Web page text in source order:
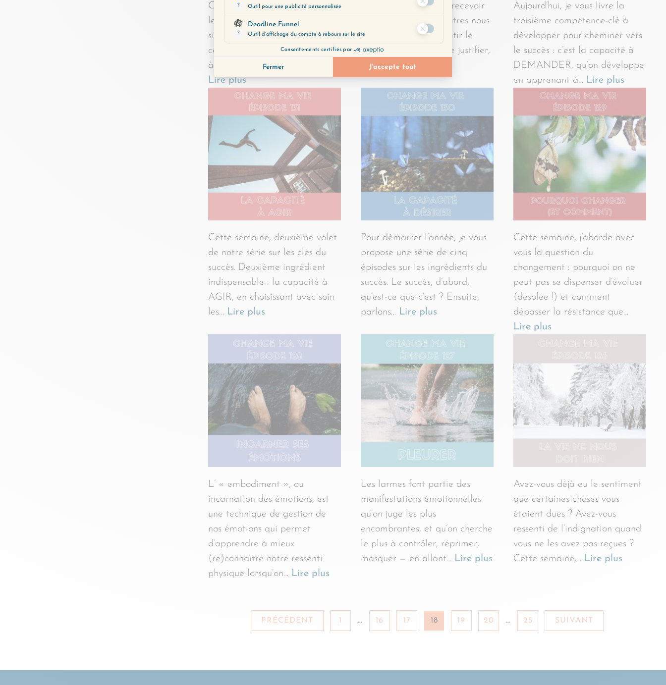
Cette semaine, nous abordons
le dernier volet de notre série
sur les clés du succès : la
capacité à AVOIR, qui consiste
à accueillir, apprécier,…
Lire plus
Et si on s’autorisait à recevoir
ce que la vie et les autres nous
apportent, sans ressentir le
besoin perpétuel de se justifier,
de…Lire plus
Aujourd’hui, je vous livre la
troisième compétence-clé à
développer pour cheminer vers
le succès : c’est la capacité à
DEMANDER, qu’on développe
en apprenant à… Lire plus
Cette semaine, deuxième volet
de notre série sur les clés du
succès. Deuxième ingrédient
indispensable : la capacité à
AGIR, en choisissant avec soin
les… Lire plus
Pour démarrer l’année, je vous
propose une série de cinq
épisodes sur les ingrédients du
succès. Le succès, d’abord,
qu’est-ce que c’est ? Ensuite,
parlons… Lire plus
Cette semaine, j’aborde avec
vous la question du
changement : pourquoi on ne
peut pas se dispenser d’évoluer
(désolée !) et comment
dépasser la résistance que…
Lire plus
L’ « embodiment », ou
incarnation des émotions, est
une technique de gestion de
nos émotions qui permet
d’apprendre à mieux
(re)connaître notre ressenti
physique lorsqu’on… Lire plus
Les larmes font partie des
manifestations émotionnelles
qu’on juge les plus
encombrantes, et qu’on cherche
le plus à contrôler, réprimer,
masquer — en allant… Lire plus
Avez-vous déjà eu le sentiment
que certaines choses vous
étaient dues ? Avez-vous
ressenti de l’indignation quand
vous ne les avez pas reçues ?
Cette semaine,… Lire plus
PRÉCÉDENT 1 … 16 17 18 19 20 … 25 SUIVANT